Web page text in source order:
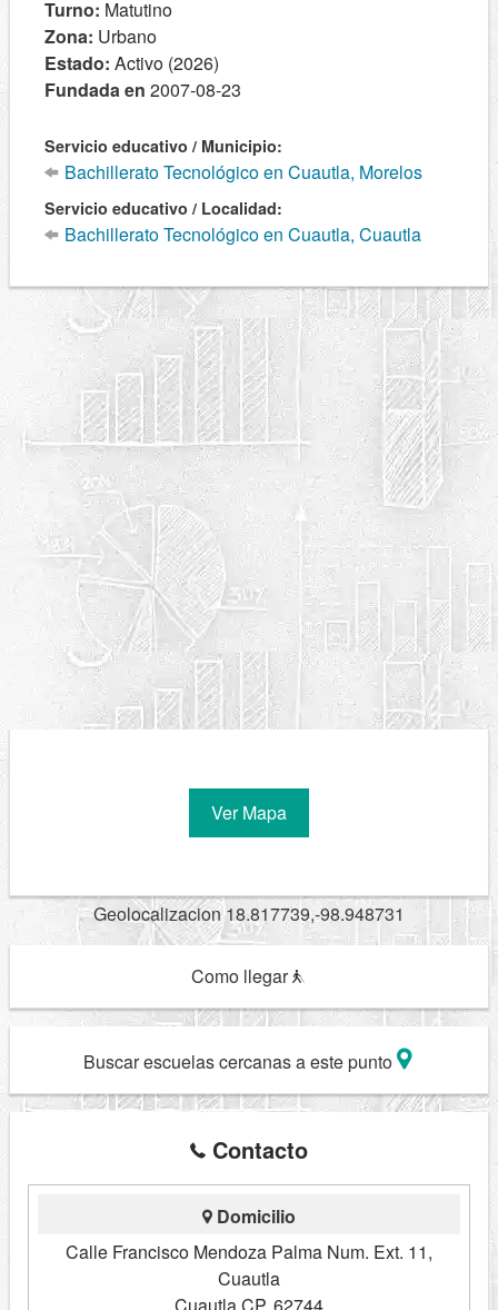
Turno: Matutino
Zona: Urbano
Estado: Activo (2026)
Fundada en 2007-08-23
Servicio educativo / Municipio:
Bachillerato Tecnológico en Cuautla, Morelos
Servicio educativo / Localidad:
Bachillerato Tecnológico en Cuautla, Cuautla
Ver Mapa
Geolocalizacion 18.817739,-98.948731
Como llegar
Buscar escuelas cercanas a este punto
Contacto
Domicilio
Calle Francisco Mendoza Palma Num. Ext. 11,
Cuautla